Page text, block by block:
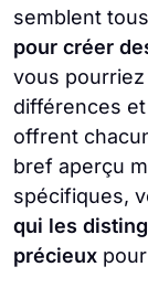
semblent
pour créer
vous
différences
offrent
bref aperçu
spécifiques,
qui les
précieux